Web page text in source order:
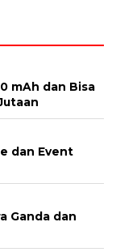
mAh dan Bisa
dan Event
Ganda dan